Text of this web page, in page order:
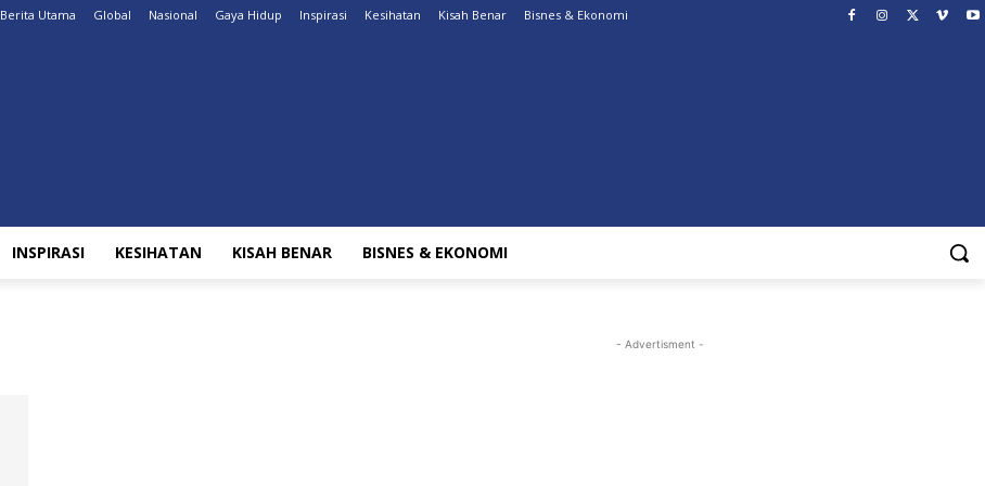
Berita Utama Global Nasional Gaya Hidup Inspirasi Kesihatan Kisah Benar Bisnes & Ekonomi
INSPIRASI KESIHATAN KISAH BENAR BISNES & EKONOMI
- Advertisment -